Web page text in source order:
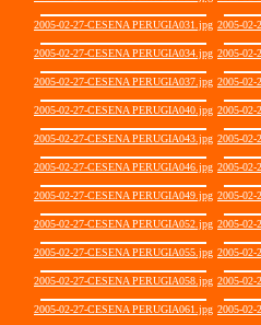
2005-02-27-CESENA PERUGIA031.jpg 2005-02-
2005-02-27-CESENA PERUGIA034.jpg 2005-02-
2005-02-27-CESENA PERUGIA037.jpg 2005-02-
2005-02-27-CESENA PERUGIA040.jpg 2005-02-
2005-02-27-CESENA PERUGIA043.jpg 2005-02-
2005-02-27-CESENA PERUGIA046.jpg 2005-02-
2005-02-27-CESENA PERUGIA049.jpg 2005-02-
2005-02-27-CESENA PERUGIA052.jpg 2005-02-
2005-02-27-CESENA PERUGIA055.jpg 2005-02-
2005-02-27-CESENA PERUGIA058.jpg 2005-02-
2005-02-27-CESENA PERUGIA061.jpg 2005-02-